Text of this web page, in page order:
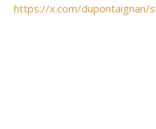
https://x.com/dupontaignan/